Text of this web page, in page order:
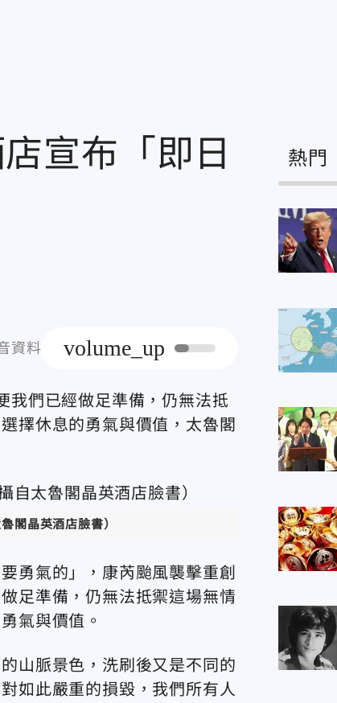
宣布「即日
資料 volume_up
我們已經做足準備，仍無法抵
擇休息的勇氣與價值，太魯閣
閣晶英酒店臉書）
勇氣的」，康芮颱風襲擊重創
足準備，仍無法抵禦這場無情
氣與價值。
山脈景色，洗刷後又是不同的
如此嚴重的損毀，我們所有人
熱門